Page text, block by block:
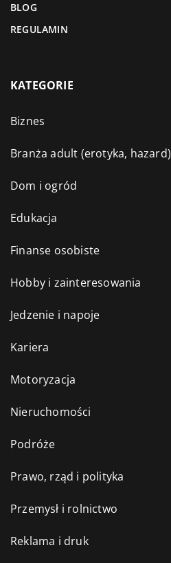
BLOG
REGULAMIN
KATEGORIE
Biznes
Branża adult (erotyka, hazard)
Dom i ogród
Edukacja
Finanse osobiste
Hobby i zainteresowania
Jedzenie i napoje
Kariera
Motoryzacja
Nieruchomości
Podróże
Prawo, rząd i polityka
Przemysł i rolnictwo
Reklama i druk